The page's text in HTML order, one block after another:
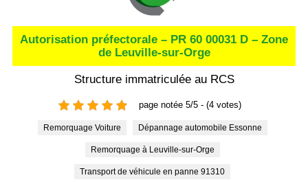
Autorisation préfectorale – PR 60 00031 D – Zone
de Leuville-sur-Orge
Structure immatriculée au RCS
page notée 5/5 - (4 votes)
Remorquage Voiture Dépannage automobile Essonne
Remorquage à Leuville-sur-Orge
Transport de véhicule en panne 91310